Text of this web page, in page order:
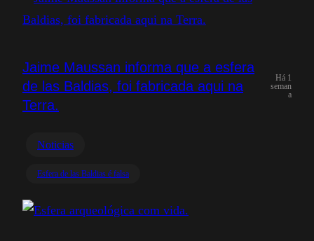
Jaime Maussan informa que a esfera
de las Baldias, foi fabricada aqui na
Terra.
Há 1
seman
a
Noticias
Esfera de las Baldias é falsa